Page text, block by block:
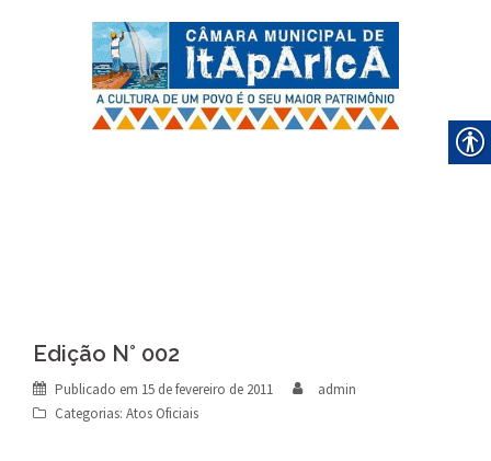
Edição N° 002
Publicado em 15 de fevereiro de 2011
admin
Categorias: Atos Oficiais